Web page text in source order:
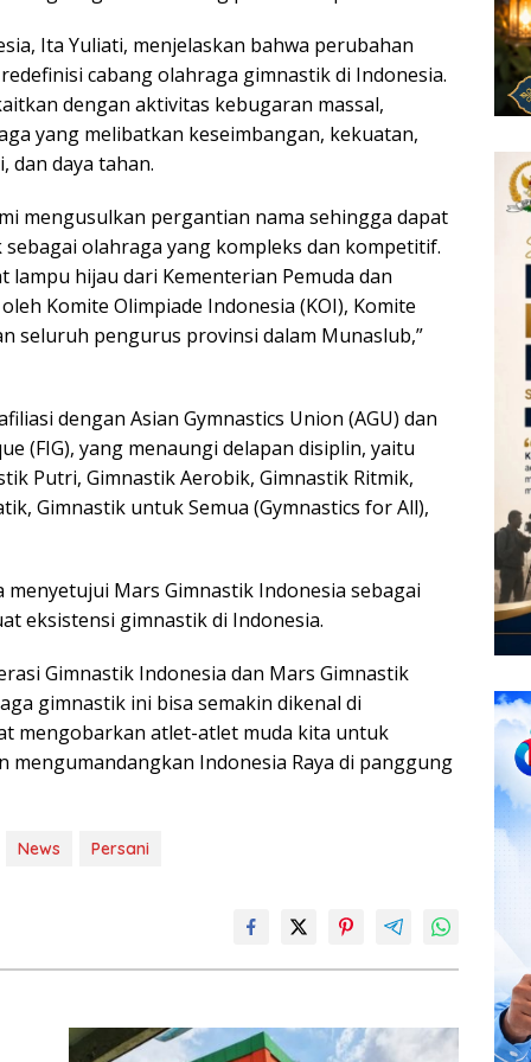
Ita Yuliati, menjelaskan bahwa perubahan
cabang olahraga gimnastik di Indonesia.
dengan aktivitas kebugaran massal,
yang melibatkan keseimbangan, kekuatan,
dan daya tahan.
mengusulkan pergantian nama sehingga dapat
olahraga yang kompleks dan kompetitif.
hijau dari Kementerian Pemuda dan
Komite Olimpiade Indonesia (KOI), Komite
seluruh pengurus provinsi dalam Munaslub,”
dengan Asian Gymnastics Union (AGU) dan
(FIG), yang menaungi delapan disiplin, yaitu
Putri, Gimnastik Aerobik, Gimnastik Ritmik,
Gimnastik untuk Semua (Gymnastics for All),
Mars Gimnastik Indonesia sebagai
eksistensi gimnastik di Indonesia.
Gimnastik Indonesia dan Mars Gimnastik
gimnastik ini bisa semakin dikenal di
mengobarkan atlet-atlet muda kita untuk
Indonesia Raya di panggung
News Persani